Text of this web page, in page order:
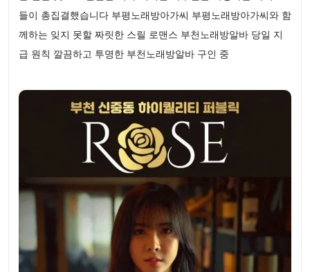
들이 총집결했습니다 부평노래방아가씨 부평노래방아가씨와 함
께하는 잊지 못할 짜릿한 스릴 로맨스 부천노래방알바 당일 지
급 원칙 깔끔하고 투명한 부천노래방알바 구인 중